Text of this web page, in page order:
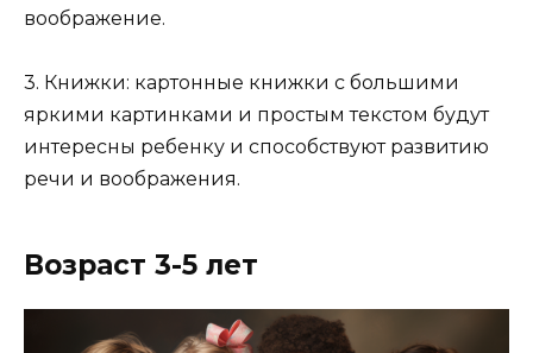
воображение.
3. Книжки: картонные книжки с большими
яркими картинками и простым текстом будут
интересны ребенку и способствуют развитию
речи и воображения.
Возраст 3-5 лет